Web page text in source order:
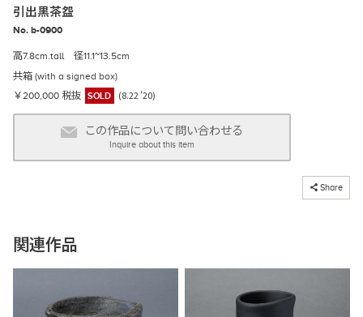
引出黒茶盌
No. b-0900
高7.8cm.tall 径11.1~13.5cm
共箱 (with a signed box)
￥200,000 税抜
SOLD (8.22 '20)
この作品について問い合わせる
Inquire about this item
Share
コピーしました
関連作品